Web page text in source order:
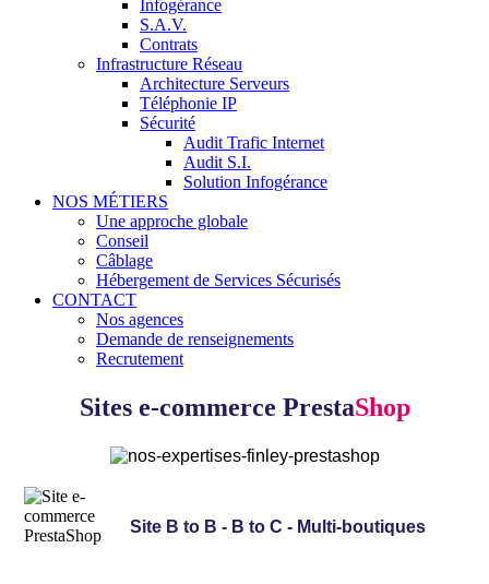
Infogérance
S.A.V.
Contrats
Infrastructure Réseau
Architecture Serveurs
Téléphonie IP
Sécurité
Audit Trafic Internet
Audit S.I.
Solution Infogérance
NOS MÉTIERS
Une approche globale
Conseil
Câblage
Hébergement de Services Sécurisés
CONTACT
Nos agences
Demande de renseignements
Recrutement
Sites e-commerce PrestaShop
Site B to B - B to C - Multi-boutiques